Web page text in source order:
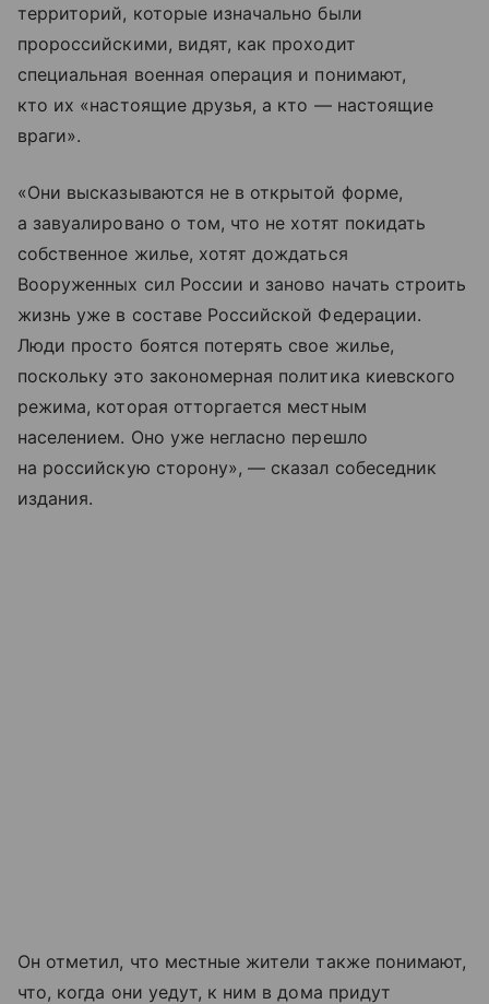
территорий, которые изначально были
пророссийскими, видят, как проходит
специальная военная операция и понимают,
кто их «настоящие друзья, а кто — настоящие
враги».
«Они высказываются не в открытой форме,
а завуалировано о том, что не хотят покидать
собственное жилье, хотят дождаться
Вооруженных сил России и заново начать строить
жизнь уже в составе Российской Федерации.
Люди просто боятся потерять свое жилье,
поскольку это закономерная политика киевского
режима, которая отторгается местным
населением. Оно уже негласно перешло
на российскую сторону», — сказал собеседник
издания.
Он отметил, что местные жители также понимают,
что, когда они уедут, к ним в дома придут